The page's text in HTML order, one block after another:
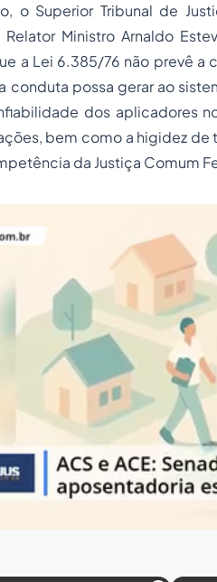
o Superior Tribunal de
Relator Ministro Arnaldo
a Lei 6.385/76 não prevê a
conduta possa gerar ao
dos aplicadores
bem como a higidez
da Justiça Comum